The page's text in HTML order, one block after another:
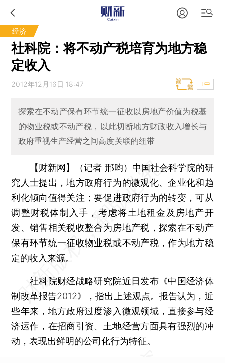
经济
社科院：将不动产税培育为地方稳
定收入
2012年12月16日 18:47 T中
探索在不动产保有环节统一征收以房地产价值为税基
的物业税或不动产税，以此切断地方财政收入增长与
政府重视生产经营之间高度关联的纽带
【财新网】（记者 邢昀） 中国社会科学院的研
究人士提出，地方政府行为的微观化、企业化和趋
利化倾向值得关注；要促进政府行为的转变，可从
调整财税体制入手，考虑将土地租金及房地产开
发、销售相关税收整合为房地产税，探索在不动产
保有环节统一征收物业税或不动产税，作为地方稳
定的收入来源。
社科院财经战略研究院近日发布《中国经济体
制改革报告2012》，指出上述观点。报告认为，近
些年来，地方政府过度渗入微观领域，直接参与经
济运作，在招商引资、土地经营方面具有强烈的冲
动，表现出鲜明的公司化行为特征。